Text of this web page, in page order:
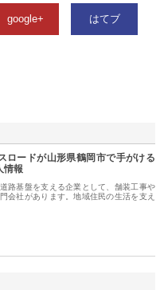
google+ はてブ
ロードが山形県鶴岡市で手がける
情報
路基盤を支える企業として、舗装工事や
会社があります。地域住民の生活を支え